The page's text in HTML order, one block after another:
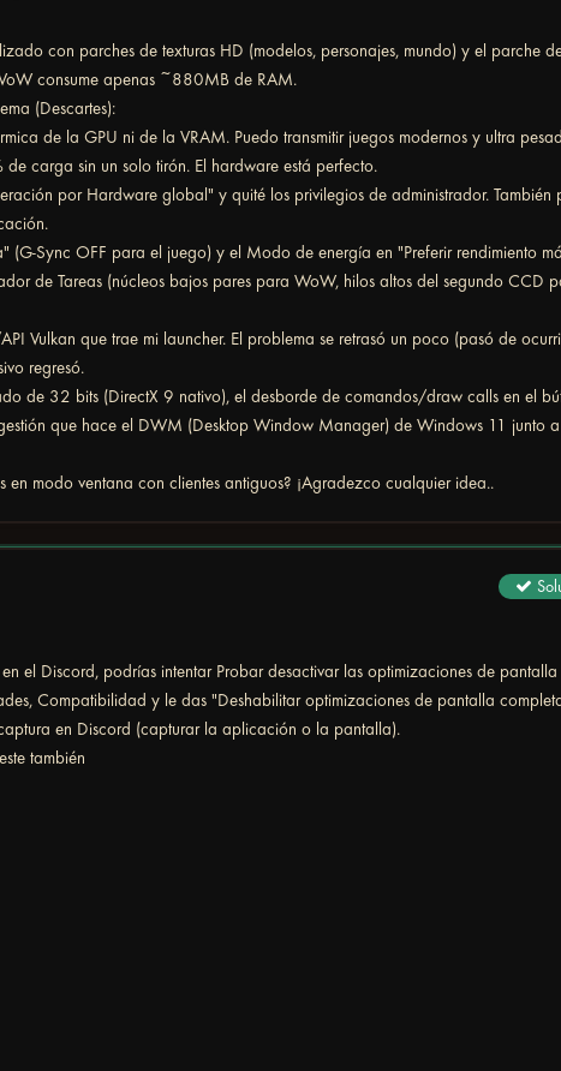
con parches de texturas HD (modelos, personajes, mundo) y el parche
consume apenas ~880MB de RAM.
(Descartes):
de la GPU ni de la VRAM. Puedo transmitir juegos modernos y ultra
carga sin un solo tirón. El hardware está perfecto.
por Hardware global" y quité los privilegios de administrador. También
Sync OFF para el juego) y el Modo de energía en "Preferir rendimiento
de Tareas (núcleos bajos pares para WoW, hilos altos del segundo CCD
Vulkan que trae mi launcher. El problema se retrasó un poco (pasó de
regresó.
de 32 bits (DirectX 9 nativo), el desborde de comandos/draw calls en el
que hace el DWM (Desktop Window Manager) de Windows 11 junto
modo ventana con clientes antiguos? ¡Agradezco cualquier idea..
el Discord, podrías intentar Probar desactivar las optimizaciones de
Compatibilidad y le das "Deshabilitar optimizaciones de pantalla
en Discord (capturar la aplicación o la pantalla).
también